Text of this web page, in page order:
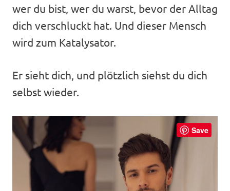
wer du bist, wer du warst, bevor der Alltag
dich verschluckt hat. Und dieser Mensch
wird zum Katalysator.
Er sieht dich, und plötzlich siehst du dich
selbst wieder.
Save